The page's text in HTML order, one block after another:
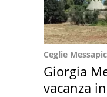
Ceglie
Giorgia
vacanza